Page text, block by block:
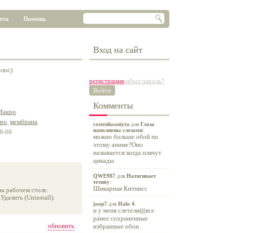
Помощь
, мембрана
08
рабочем столе.
(Uninstall).
обновить
Вход на сайт
регистрациязабыл пароль?
Войти
Комменты
costenkoaniyta для Глаза
наполнены слезами:
можно больше обой по
этому аниме?Оно
называется:когда плачут
цикады
QWE987 для Натягивает
тетиву:
Шикарная Китнисс
joop7 для Halo 4:
и у меня слетели(((все
ранее сохраненные
избранные обои